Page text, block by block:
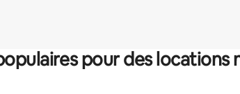
pour des